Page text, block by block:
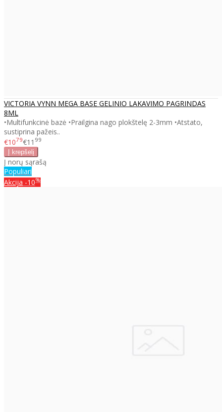
VICTORIA VYNN MEGA BASE GELINIO LAKAVIMO PAGRINDAS
8ML
•Multifunkcinė bazė •Prailgina nago plokštelę 2-3mm •Atstato,
sustiprina pažeis..
€1079€11 99
Į norų sąrašą
Populiari
Akcija -10%